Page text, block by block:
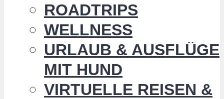
ROADTRIPS
WELLNESS
URLAUB & AUSFLÜGE
MIT HUND
VIRTUELLE REISEN &